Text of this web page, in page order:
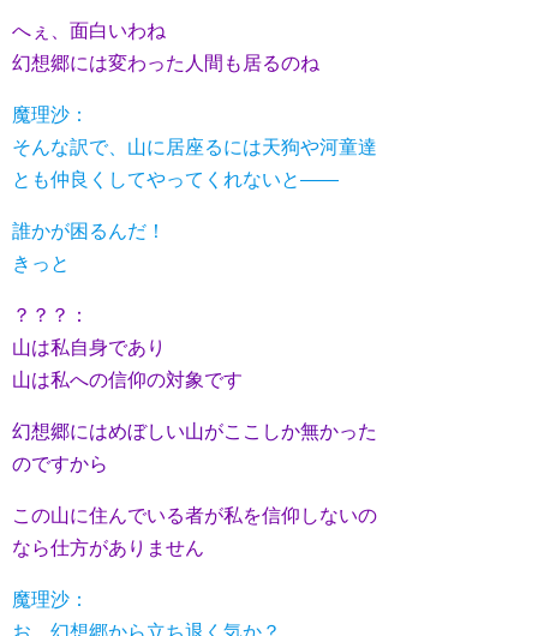
へぇ、面白いわね
幻想郷には変わった人間も居るのね
魔理沙：
そんな訳で、山に居座るには天狗や河童達
とも仲良くしてやってくれないと――
誰かが困るんだ！
きっと
？？？：
山は私自身であり
山は私への信仰の対象です
幻想郷にはめぼしい山がここしか無かった
のですから
この山に住んでいる者が私を信仰しないの
なら仕方がありません
魔理沙：
お、幻想郷から立ち退く気か？